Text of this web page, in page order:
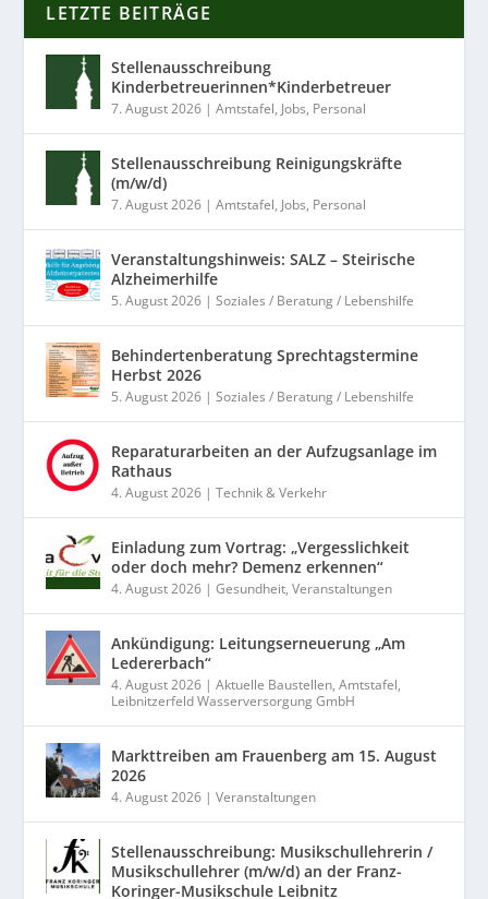
LETZTE BEITRÄGE
Stellenausschreibung
Kinderbetreuerinnen*Kinderbetreuer
7. August 2026 |Amtstafel, Jobs, Personal
Stellenausschreibung Reinigungskräfte
(m/w/d)
7. August 2026 |Amtstafel, Jobs, Personal
Veranstaltungshinweis: SALZ – Steirische
Alzheimerhilfe
5. August 2026 |Soziales / Beratung / Lebenshilfe
Behindertenberatung Sprechtagstermine
Herbst 2026
5. August 2026 |Soziales / Beratung / Lebenshilfe
Reparaturarbeiten an der Aufzugsanlage im
Rathaus
4. August 2026 |Technik & Verkehr
Einladung zum Vortrag: „Vergesslichkeit
oder doch mehr? Demenz erkennen“
4. August 2026 |Gesundheit,Veranstaltungen
Ankündigung: Leitungserneuerung „Am
Ledererbach“
4. August 2026 |Aktuelle Baustellen,Amtstafel,
Leibnitzerfeld Wasserversorgung GmbH
Markttreiben am Frauenberg am 15. August
2026
4. August 2026 |Veranstaltungen
Stellenausschreibung: Musikschullehrerin /
Musikschullehrer (m/w/d) an der Franz-
Koringer-Musikschule Leibnitz